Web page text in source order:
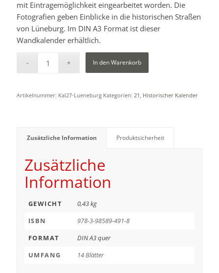
mit Eintragemöglichkeit eingearbeitet worden. Die
Fotografien geben Einblicke in die historischen Straßen
von Lüneburg. Im DIN A3 Format ist dieser
Wandkalender erhältlich.
In den Warenkorb
Artikelnummer: Kal27-Lueneburg Kategorien: 21 , Historischer Kalender
Zusätzliche Information Produktsicherheit
Zusätzliche
Information
GEWICHT
0,43 kg
ISBN
978-3-98589-491-8
FORMAT
DIN A3 quer
UMFANG
14 Blätter